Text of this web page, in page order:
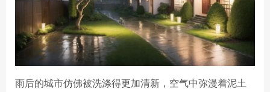
雨后的城市仿佛被洗涤得更加清新，空气中弥漫着泥土